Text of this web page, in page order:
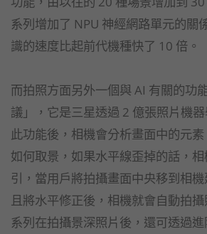
系列增加了 NPU 神經網路單元的關
識的速度比起前代機種快了 10 倍。
而拍照方面另外一個與 AI 有關的功
議」，它是三星透過 2 億張照片機
此功能後，相機會分析畫面中的元
如何取景，如果水平線歪掉的話，
引，當用戶將拍攝畫面中央移到相
且將水平修正後，相機就會自動拍
系列在拍攝景深照片後，還可透過